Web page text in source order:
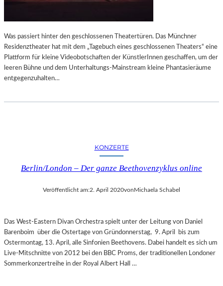
Was passiert hinter den geschlossenen Theatertüren. Das Münchner
Residenztheater hat mit dem „Tagebuch eines geschlossenen Theaters“ eine
Plattform für kleine Videobotschaften der KünstlerInnen geschaffen, um der
leeren Bühne und dem Unterhaltungs-Mainstream kleine Phantasieräume
entgegenzuhalten…
KONZERTE
Berlin/London – Der ganze Beethovenzyklus online
Veröffentlicht am:2. April 2020von Michaela Schabel
Das West-Eastern Divan Orchestra spielt unter der Leitung von Daniel
Barenboim über die Ostertage von Gründonnerstag, 9. April bis zum
Ostermontag, 13. April, alle Sinfonien Beethovens. Dabei handelt es sich um
Live-Mitschnitte von 2012 bei den BBC Proms, der traditionellen Londoner
Sommerkonzertreihe in der Royal Albert Hall …